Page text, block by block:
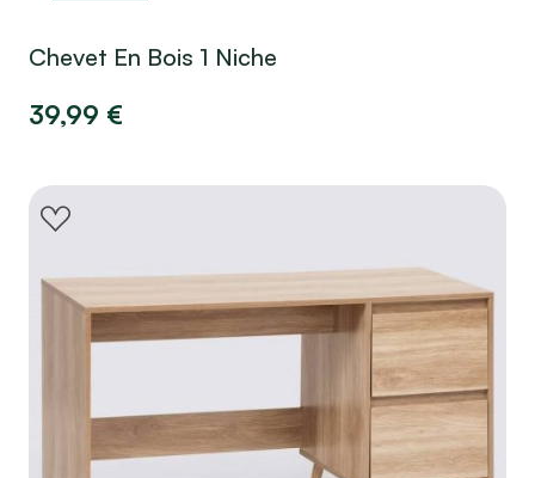
Chevet En Bois 1 Niche
39,99 €